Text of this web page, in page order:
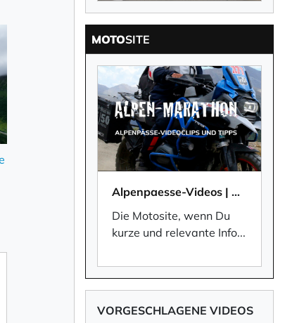
MOTOSITE
Alpenpaesse-Videos | Alpen-Marathon
Die Motosite, wenn Du
kurze und relevante Info...
VORGESCHLAGENE VIDEOS
selbst